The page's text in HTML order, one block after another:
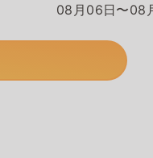
08月06日〜08